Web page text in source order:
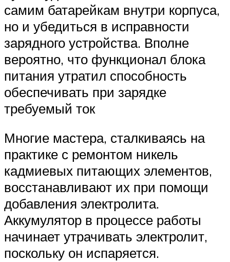
самим батарейкам внутри корпуса,
но и убедиться в исправности
зарядного устройства. Вполне
вероятно, что функционал блока
питания утратил способность
обеспечивать при зарядке
требуемый ток
Многие мастера, сталкиваясь на
практике с ремонтом никель
кадмиевых питающих элементов,
восстанавливают их при помощи
добавления электролита.
Аккумулятор в процессе работы
начинает утрачивать электролит,
поскольку он испаряется.